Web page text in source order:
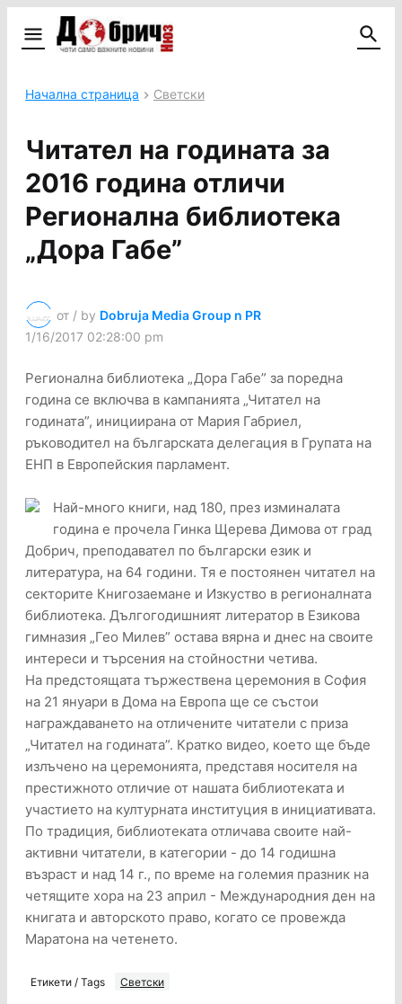
Начална страница Светски
Читател на годината за
2016 година отличи
Регионална библиотека
„Дора Габе”
от / by Dobruja Media Group n PR
1/16/2017 02:28:00 pm
Регионална библиотека „Дора Габе” за поредна
година се включва в кампанията „Читател на
годината”, инициирана от Мария Габриел,
ръководител на българската делегация в Групата на
ЕНП в Европейския парламент.
Най-много книги, над 180, през изминалата
година е прочела Гинка Щерева Димова от град
Добрич, преподавател по български език и
литература, на 64 години. Тя е постоянен читател на
секторите Книгозаемане и Изкуство в регионалната
библиотека. Дългогодишният литератор в Езикова
гимназия „Гео Милев” остава вярна и днес на своите
интереси и търсения на стойностни четива.
На предстоящата тържествена церемония в София
на 21 януари в Дома на Европа ще се състои
награждаването на отличените читатели с приза
„Читател на годината”. Кратко видео, което ще бъде
излъчено на церемонията, представя носителя на
престижното отличие от нашата библиотеката и
участието на културната институция в инициативата.
По традиция, библиотеката отличава своите най-
активни читатели, в категории - до 14 годишна
възраст и над 14 г., по време на големия празник на
четящите хора на 23 април - Международния ден на
книгата и авторското право, когато се провежда
Маратона на четенето.
Етикети / Tags Светски